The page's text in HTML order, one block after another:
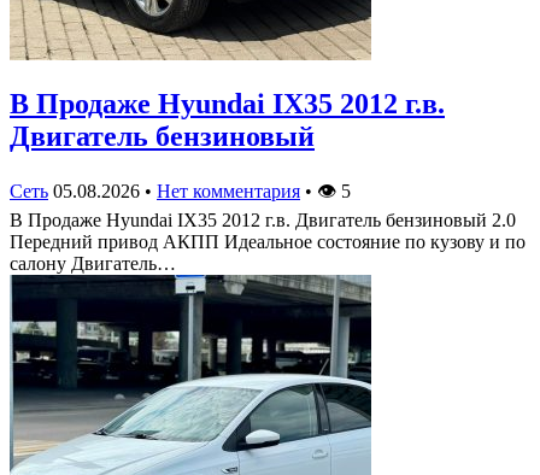
В Продаже Hyundai IX35 2012 г.в.
Двигатель бензиновый
Сеть 05.08.2026 • Нет комментария • 👁 5
В Продаже Hyundai IX35 2012 г.в. Двигатель бензиновый 2.0
Передний привод АКПП Идеальное состояние по кузову и по
салону Двигатель…